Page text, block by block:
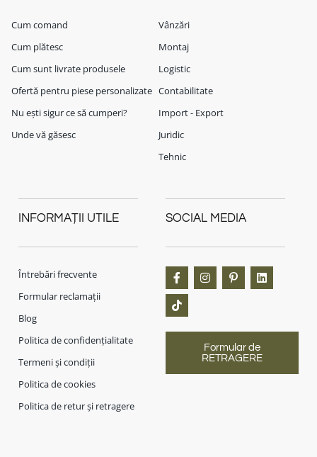
Cum comand
Cum plătesc
Cum sunt livrate produsele
Ofertă pentru piese personalizate
Nu ești sigur ce să cumperi?
Unde vă găsesc
Vânzări
Montaj
Logistic
Contabilitate
Import - Export
Juridic
Tehnic
INFORMAȚII UTILE
Întrebări frecvente
Formular reclamații
Blog
Politica de confidențialitate
Termeni și condiții
Politica de cookies
Politica de retur și retragere
SOCIAL MEDIA
Formular de
RETRAGERE